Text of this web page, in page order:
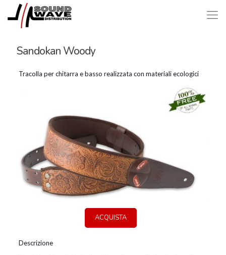
Sandokan Woody
Tracolla per chitarra e basso realizzata con materiali ecologici
ACQUISTA
Descrizione